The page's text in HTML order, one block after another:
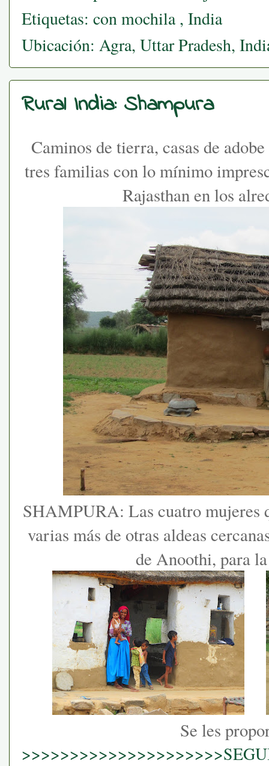
Etiquetas: con mochila, India
Ubicación: Agra, Uttar Pradesh,
Rural India: Shampura
Caminos de tierra, casas de
tres familias con lo mínimo
Rajasthan en los
SHAMPURA: Las cuatro mujeres
varias más de otras aldeas
de Anoothi, para
Se les